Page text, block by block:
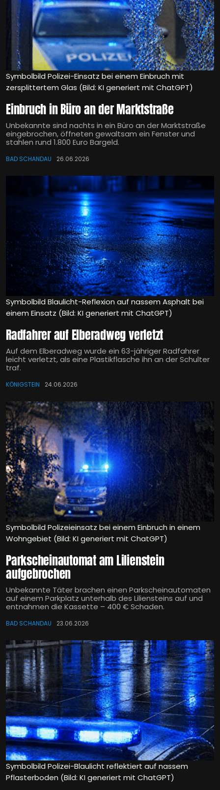
Symbolbild Polizei-Einsatz bei einem Einbruch mit
zersplittertem Glas (Bild: KI generiert mit ChatGPT)
Einbruch in Büro an der Marktstraße
Unbekannte sind nachts in ein Büro an der Marktstraße
eingebrochen, öffneten gewaltsam ein Fenster und
stahlen rund 1.800 Euro Bargeld.
BAD SCHANDAU 26.06.2026
Symbolbild Blaulicht-Reflexion auf nassem Asphalt bei
einem Einsatz (Bild: KI generiert mit ChatGPT)
Radfahrer auf Elberadweg verletzt
Auf dem Elberadweg wurde ein 63-jähriger Radfahrer
leicht verletzt, als eine Plastikflasche ihn an der Schulter
traf.
KÖNIGSTEIN 24.06.2026
Symbolbild Polizeieinsatz bei einem Einbruch in einem
Wohngebiet (Bild: KI generiert mit ChatGPT)
Parkscheinautomat am Lilienstein
aufgebrochen
Unbekannte Täter brachen einen Parkscheinautomaten
auf einem Parkplatz unterhalb des Liliensteins auf und
entnahmen die Kassette – 400 € Schaden.
BAD SCHANDAU 23.06.2026
Symbolbild Polizei-Blaulicht reflektiert auf nassem
Pflasterboden (Bild: KI generiert mit ChatGPT)